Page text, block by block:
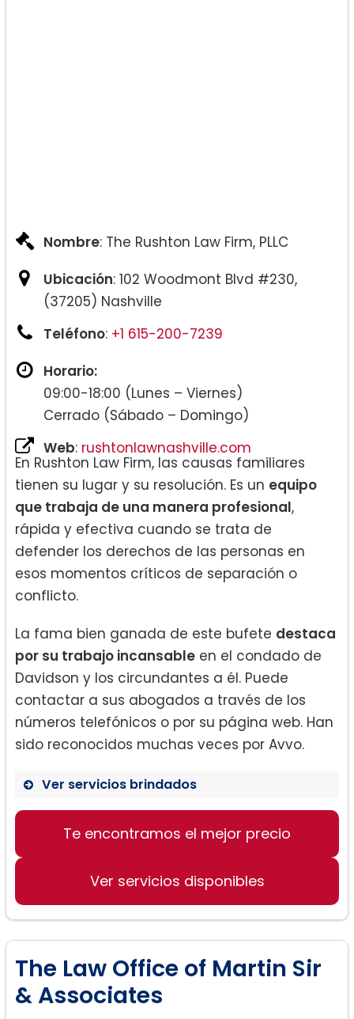
Nombre: The Rushton Law Firm, PLLC
Ubicación: 102 Woodmont Blvd #230,
(37205) Nashville
Teléfono: +1 615-200-7239
Horario:
09:00-18:00 (Lunes – Viernes)
Cerrado (Sábado – Domingo)
Web: rushtonlawnashville.com
En Rushton Law Firm, las causas familiares
tienen su lugar y su resolución. Es un equipo
que trabaja de una manera profesional,
rápida y efectiva cuando se trata de
defender los derechos de las personas en
esos momentos críticos de separación o
conflicto.
La fama bien ganada de este bufete destaca
por su trabajo incansable en el condado de
Davidson y los circundantes a él. Puede
contactar a sus abogados a través de los
números telefónicos o por su página web. Han
sido reconocidos muchas veces por Avvo.
Ver servicios brindados
Divorcio.
Contratos.
Órdenes de protección.
Te encontramos el mejor precio
Ver servicios disponibles
The Law Office of Martin Sir
& Associates